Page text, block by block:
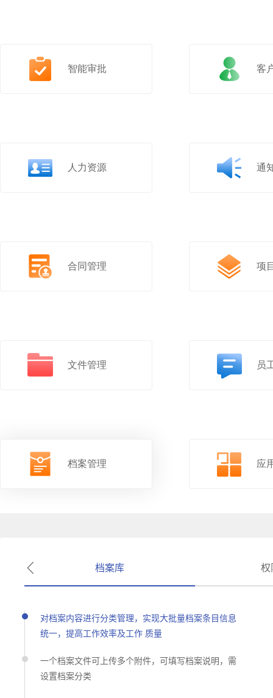
智能审批 客
人力资源 通
合同管理 项
文件管理 员
档案管理 应